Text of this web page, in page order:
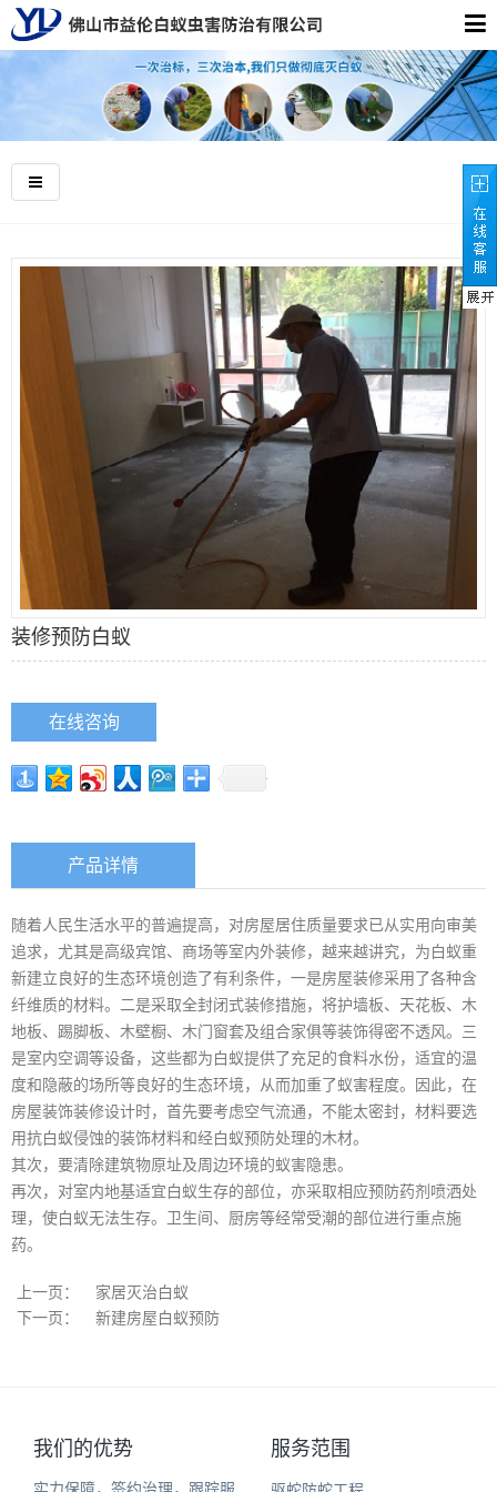
装修预防白蚁
在线咨询
产品详情
随着人民生活水平的普遍提高，对房屋居住质量要求已从实用向审美
追求，尤其是高级宾馆、商场等室内外装修，越来越讲究，为白蚁重
新建立良好的生态环境创造了有利条件，一是房屋装修采用了各种含
纤维质的材料。二是采取全封闭式装修措施，将护墙板、天花板、木
地板、踢脚板、木壁橱、木门窗套及组合家俱等装饰得密不透风。三
是室内空调等设备，这些都为白蚁提供了充足的食料水份，适宜的温
度和隐蔽的场所等良好的生态环境，从而加重了蚁害程度。因此，在
房屋装饰装修设计时，首先要考虑空气流通，不能太密封，材料要选
用抗白蚁侵蚀的装饰材料和经白蚁预防处理的木材。
其次，要清除建筑物原址及周边环境的蚁害隐患。
再次，对室内地基适宜白蚁生存的部位，亦采取相应预防药剂喷洒处
理，使白蚁无法生存。卫生间、厨房等经常受潮的部位进行重点施
药。
上一页：
家居灭治白蚁
下一页：
新建房屋白蚁预防
我们的优势
实力保障，签约治理，跟踪服
服务范围